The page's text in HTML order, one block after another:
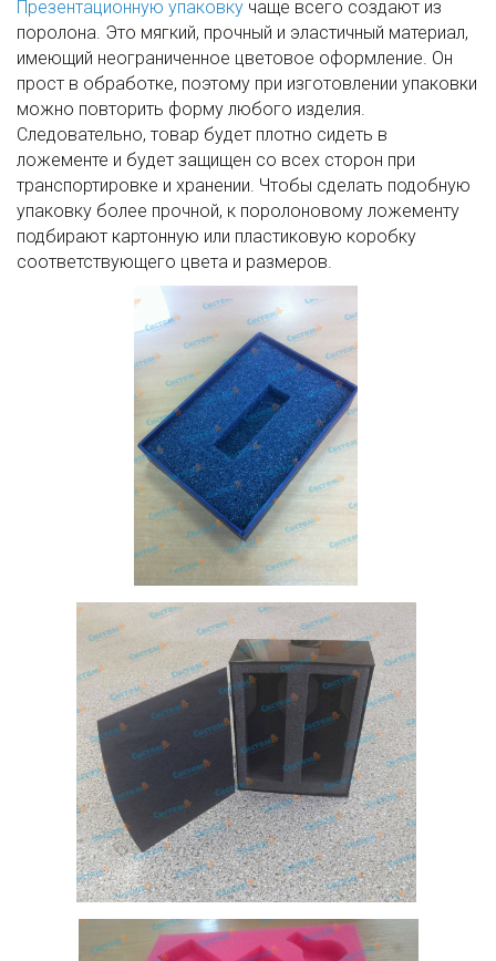
Презентационную упаковку чаще всего создают из
поролона. Это мягкий, прочный и эластичный материал,
имеющий неограниченное цветовое оформление. Он
прост в обработке, поэтому при изготовлении упаковки
можно повторить форму любого изделия.
Следовательно, товар будет плотно сидеть в
ложементе и будет защищен со всех сторон при
транспортировке и хранении. Чтобы сделать подобную
упаковку более прочной, к поролоновому ложементу
подбирают картонную или пластиковую коробку
соответствующего цвета и размеров.